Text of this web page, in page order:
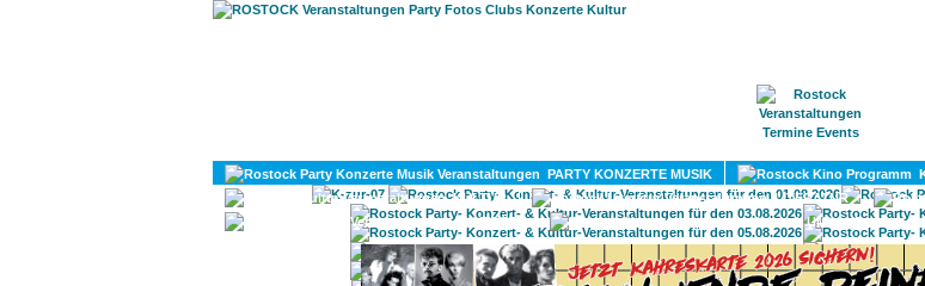
PARTY KONZERTE MUSIK
KULTUR
LITERATUR
DIVERSES
UMLAND